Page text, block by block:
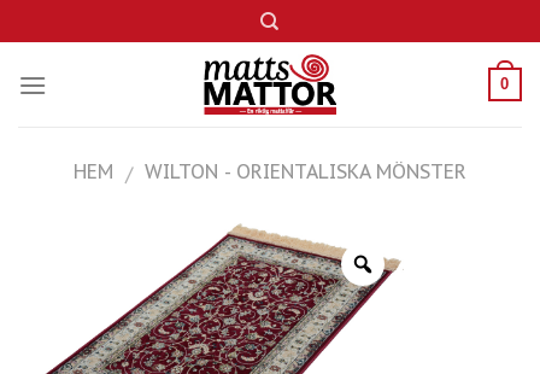
to
content
0
HEM / WILTON - ORIENTALISKA MÖNSTER